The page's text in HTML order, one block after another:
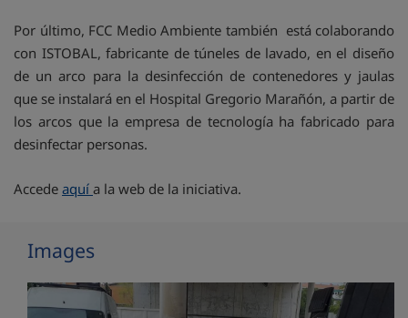
Por último, FCC Medio Ambiente también está colaborando
con ISTOBAL, fabricante de túneles de lavado, en el diseño
de un arco para la desinfección de contenedores y jaulas
que se instalará en el Hospital Gregorio Marañón, a partir de
los arcos que la empresa de tecnología ha fabricado para
desinfectar personas.
Accede aquí a la web de la iniciativa.
Images